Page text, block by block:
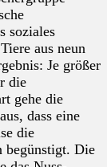
soziales
aus neun
Je größer
die
gehe die
dass eine
die
begünstigt. Die